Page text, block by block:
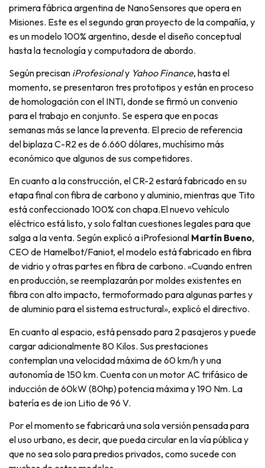
primera fábrica argentina de NanoSensores que opera en
Misiones. Este es el segundo gran proyecto de la compañía, y
es un modelo 100% argentino, desde el diseño conceptual
hasta la tecnología y computadora de abordo.
Según precisan iProfesionaly Yahoo Finance, hasta el
momento, se presentaron tres prototipos y están en proceso
de homologación con el INTI, donde se firmó un convenio
para el trabajo en conjunto. Se espera que en pocas
semanas más se lance la preventa. El precio de referencia
del biplaza C-R2 es de 6.660 dólares, muchísimo más
económico que algunos de sus competidores.
En cuanto a la construcción, el CR-2 estará fabricado en su
etapa final con fibra de carbono y aluminio, mientras que Tito
está confeccionado 100% con chapa.El nuevo vehículo
eléctrico está listo, y solo faltan cuestiones legales para que
salga a la venta. Según explicó a iProfesional Martín Bueno,
CEO de Hamelbot/Faniot, el modelo está fabricado en fibra
de vidrio y otras partes en fibra de carbono. «Cuando entren
en producción, se reemplazarán por moldes existentes en
fibra con alto impacto, termoformado para algunas partes y
de aluminio para el sistema estructural», explicó el directivo.
En cuanto al espacio, está pensado para 2 pasajeros y puede
cargar adicionalmente 80 Kilos. Sus prestaciones
contemplan una velocidad máxima de 60 km/h y una
autonomía de 150 km. Cuenta con un motor AC trifásico de
inducción de 60kW (80hp) potencia máxima y 190 Nm. La
batería es de ion Litio de 96 V.
Por el momento se fabricará una sola versión pensada para
el uso urbano, es decir, que pueda circular en la vía pública y
que no sea solo para predios privados, como sucede con